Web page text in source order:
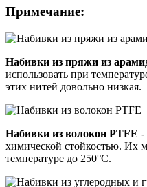
Примечание:
Набивки из пряжи из
использовать при
этих нитей довольно низкая.
Набивки из волокон PTFE -
химической стойкостью. Их
температуре до 250°С.